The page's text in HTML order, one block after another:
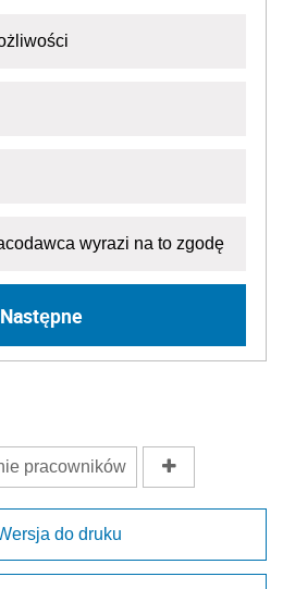
wyrazi na to zgodę
Następne
pracowników
do druku